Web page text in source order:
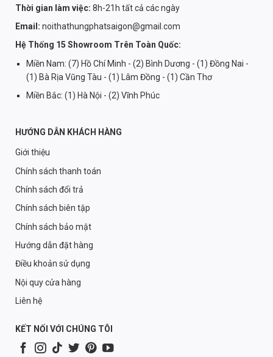
Thời gian làm việc: 8h-21h tất cả các ngày
Email: noithathungphatsaigon@gmail.com
Hệ Thống 15 Showroom Trên Toàn Quốc:
Miền Nam: (7) Hồ Chí Minh - (2) Bình Dương - (1) Đồng Nai -
(1) Bà Rịa Vũng Tàu - (1) Lâm Đồng - (1) Cần Thơ
Miền Bắc: (1) Hà Nội - (2) Vĩnh Phúc
HƯỚNG DẪN KHÁCH HÀNG
Giới thiệu
Chính sách thanh toán
Chính sách đổi trả
Chính sách biên tập
Chính sách bảo mật
Hướng dẫn đặt hàng
Điều khoản sử dụng
Nội quy cửa hàng
Liên hệ
KẾT NỐI VỚI CHÚNG TÔI